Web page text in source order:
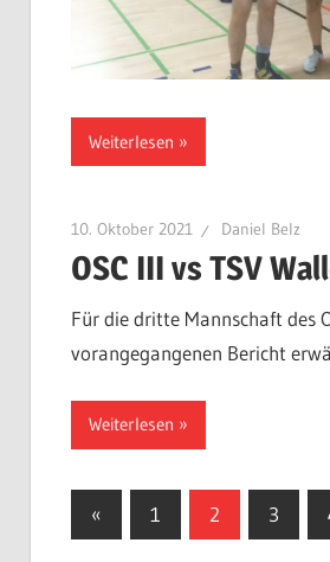
Weiterlesen
10. Oktober 2021 Daniel Belz
OSC III vs TSV
Für die dritte Mannschaft des
vorangegangenen Bericht
Weiterlesen
«Vorherige
Beiträge
1 2 3